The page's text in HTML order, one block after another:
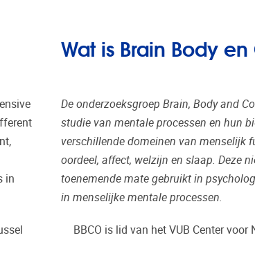
in
Wat is Brain Body
De onderzoeksgroep Brain, Body and
studie van mentale processen en hun
verschillende domeinen van menselijk
oordeel, affect, welzijn en slaap. Deze
toenemende mate gebruikt in
in menselijke mentale processen.
BBCO is lid van het VUB Center